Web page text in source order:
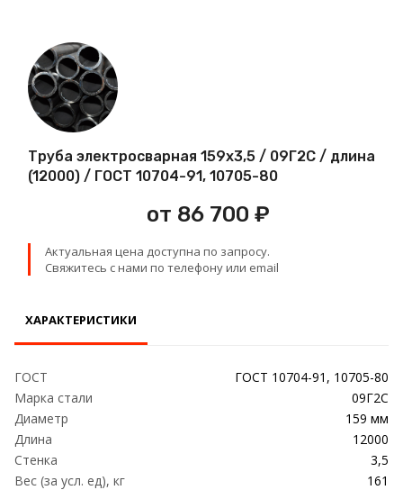
Металлопрокат
калиброванный
Профлист
Проволока
Труба электросварная 159х3,5 / 09Г2С / длина
(12000) / ГОСТ 10704-91, 10705-80
от 86 700 ₽
Актуальная цена доступна по запросу.
Свяжитесь с нами по телефону или email
ХАРАКТЕРИСТИКИ
ГОСТ
ГОСТ 10704-91, 10705-80
Марка стали
09Г2С
Диаметр
159 мм
Длина
12000
Стенка
3,5
Вес (за усл. ед), кг
161